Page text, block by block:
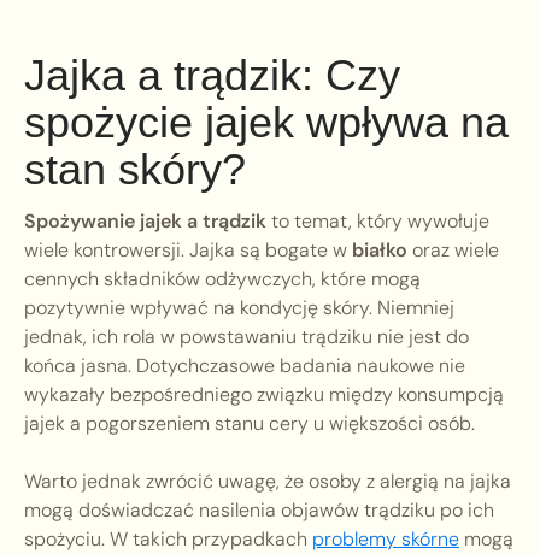
Jajka a trądzik: Czy
spożycie jajek wpływa na
stan skóry?
Spożywanie jajek a trądzikto temat, który wywołuje
wiele kontrowersji. Jajka są bogate w białko oraz wiele
cennych składników odżywczych, które mogą
pozytywnie wpływać na kondycję skóry. Niemniej
jednak, ich rola w powstawaniu trądziku nie jest do
końca jasna. Dotychczasowe badania naukowe nie
wykazały bezpośredniego związku między konsumpcją
jajek a pogorszeniem stanu cery u większości osób.
Warto jednak zwrócić uwagę, że osoby z alergią na jajka
mogą doświadczać nasilenia objawów trądziku po ich
spożyciu. W takich przypadkach problemy skórne mogą